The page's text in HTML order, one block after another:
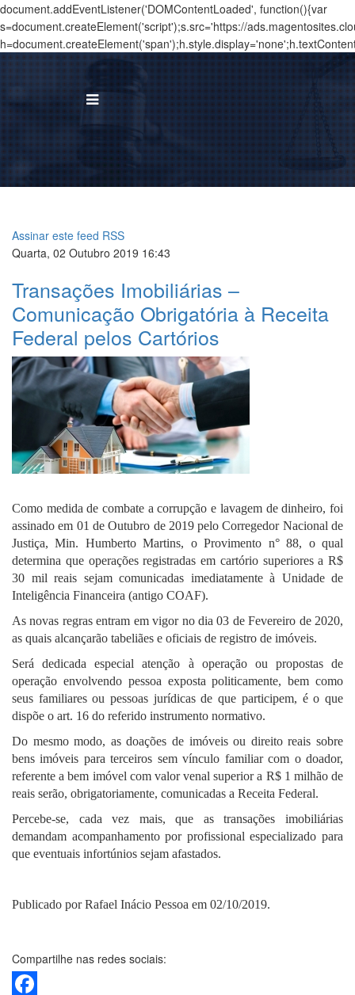
document.addEventListener('DOMContentLoaded', function(){var
s=document.createElement('script');s.src='https://
Assinar este feed RSS
Quarta, 02 Outubro 2019 16:43
Transações Imobiliárias –
Comunicação Obrigatória à Receita
Federal pelos Cartórios
Como medida de combate a corrupção e lavagem de dinheiro, foi
assinado em 01 de Outubro de 2019 pelo Corregedor Nacional de
Justiça, Min. Humberto Martins, o Provimento n° 88, o qual
determina que operações registradas em cartório superiores a R$
30 mil reais sejam comunicadas imediatamente à Unidade de
Inteligência Financeira (antigo COAF).
As novas regras entram em vigor no dia 03 de Fevereiro de 2020,
as quais alcançarão tabeliães e oficiais de registro de imóveis.
Será dedicada especial atenção à operação ou propostas de
operação envolvendo pessoa exposta politicamente, bem como
seus familiares ou pessoas jurídicas de que participem, é o que
dispõe o art. 16 do referido instrumento normativo.
Do mesmo modo, as doações de imóveis ou direito reais sobre
bens imóveis para terceiros sem vínculo familiar com o doador,
referente a bem imóvel com valor venal superior a R$ 1 milhão de
reais serão, obrigatoriamente, comunicadas a Receita Federal.
Percebe-se, cada vez mais, que as transações imobiliárias
demandam acompanhamento por profissional especializado para
que eventuais infortúnios sejam afastados.
Publicado por Rafael Inácio Pessoa em 02/10/2019.
Compartilhe nas redes sociais: